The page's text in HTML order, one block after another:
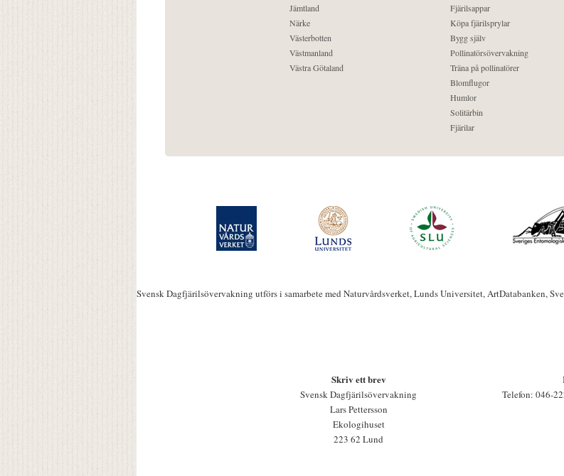
Jämtland
Närke
Västerbotten
Västmanland
Västra Götaland
Fjärilsappar
Köpa fjärilsprylar
Bygg själv
Pollinatörsövervakning
Träna på pollinatörer
Blomflugor
Humlor
Solitärbin
Fjärilar
Svensk Dagfjärilsövervakning utförs i samarbete med Naturvårdsverket, Lunds Universitet, ArtDatabanken,
Skriv ett brev
Svensk Dagfjärilsövervakning
Lars Pettersson
Ekologihuset
223 62 Lund
Telefon: 046-